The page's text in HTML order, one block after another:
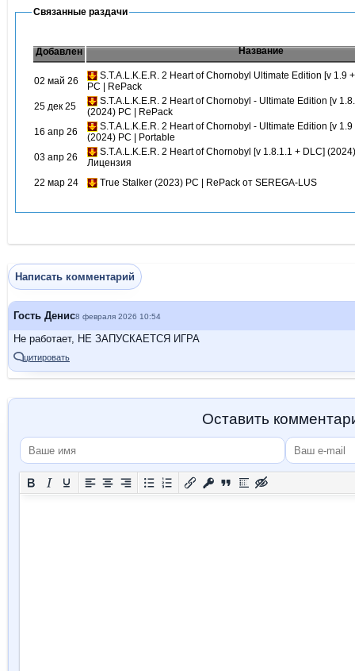
Связанные раздачи
Добавлен Название
02 май 26
S.T.A.L.K.E.R. 2 Heart of Chornobyl Ultimate Edition [v 1.9
PC | RePack
25 дек 25
S.T.A.L.K.E.R. 2 Heart of Chornobyl - Ultimate Edition [v
(2024) PC | RePack
16 апр 26
S.T.A.L.K.E.R. 2 Heart of Chornobyl - Ultimate Edition [v 1.9
(2024) PC | Portable
03 апр 26
S.T.A.L.K.E.R. 2 Heart of Chornobyl [v 1.8.1.1 + DLC]
Лицензия
22 мар 24
True Stalker (2023) PC | RePack от SEREGA-LUS
Написать комментарий
цитировать
Гость Денис8 февраля 2026 10:54
Не работает, НЕ ЗАПУСКАЕТСЯ ИГРА
Оставить